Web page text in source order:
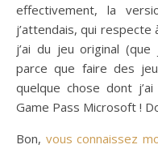
effectivement, la
j’attendais, qui respecte
j’ai du jeu original (que
parce que faire des
quelque chose dont
Game Pass Microsoft !
Bon, vous connaissez